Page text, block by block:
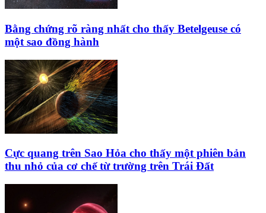
Bằng chứng rõ ràng nhất cho thấy Betelgeuse có
một sao đồng hành
Cực quang trên Sao Hỏa cho thấy một phiên bản
thu nhỏ của cơ chế từ trường trên Trái Đất